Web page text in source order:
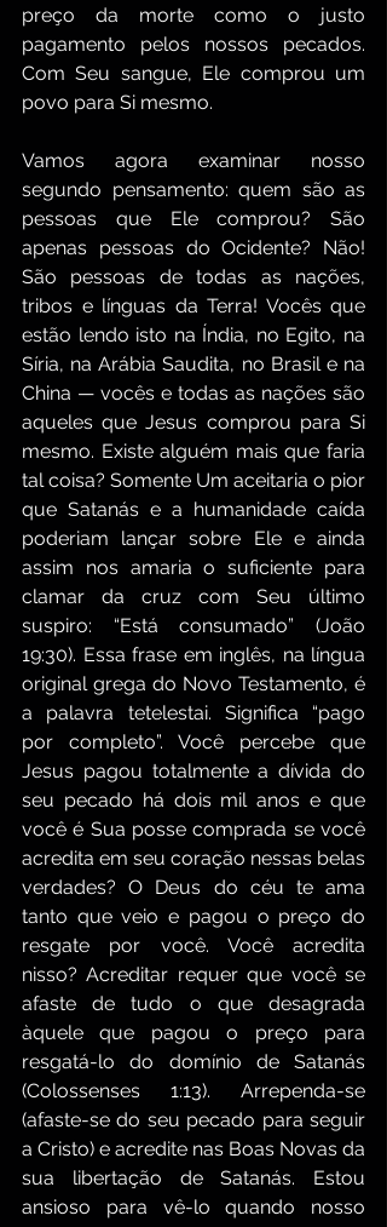
preço da morte como o justo
pagamento pelos nossos pecados.
Com Seu sangue, Ele comprou um
povo para Si mesmo.
Vamos agora examinar nosso
segundo pensamento: quem são as
pessoas que Ele comprou? São
apenas pessoas do Ocidente? Não!
São pessoas de todas as nações,
tribos e línguas da Terra! Vocês que
estão lendo isto na Índia, no Egito, na
Síria, na Arábia Saudita, no Brasil e na
China — vocês e todas as nações são
aqueles que Jesus comprou para Si
mesmo. Existe alguém mais que faria
tal coisa? Somente Um aceitaria o pior
que Satanás e a humanidade caída
poderiam lançar sobre Ele e ainda
assim nos amaria o suficiente para
clamar da cruz com Seu último
suspiro: “Está consumado” (João
19:30). Essa frase em inglês, na língua
original grega do Novo Testamento, é
a palavra tetelestai. Significa “pago
por completo”. Você percebe que
Jesus pagou totalmente a dívida do
seu pecado há dois mil anos e que
você é Sua posse comprada se você
acredita em seu coração nessas belas
verdades? O Deus do céu te ama
tanto que veio e pagou o preço do
resgate por você. Você acredita
nisso? Acreditar requer que você se
afaste de tudo o que desagrada
àquele que pagou o preço para
resgatá-lo do domínio de Satanás
(Colossenses 1:13). Arrependa-se
(afaste-se do seu pecado para seguir
a Cristo) e acredite nas Boas Novas da
sua libertação de Satanás. Estou
ansioso para vê-lo quando nosso